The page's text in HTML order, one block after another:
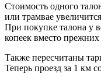
Стоимость одного
или трамвае
При покупке талона у
копеек вместо прежних
Также пересчитаны
Теперь проезд за 1 км